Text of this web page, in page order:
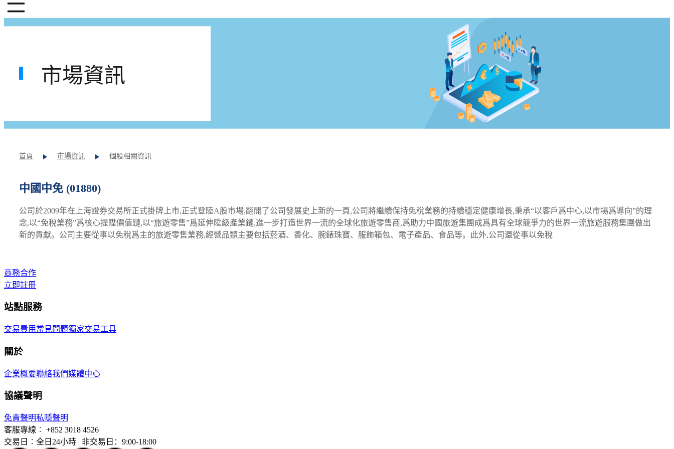
市場資訊
首頁 市場資訊 個股相關資訊
中國中免 (01880)
公司於2009年在上海證券交易所正式掛牌上市,正式登陸A股市場,翻開了公司發展史上新的一頁,公司將繼續保持免稅業務的持續穩定健康增長,秉承“以客戶爲中心,以市場爲導向”的理
念,以“免稅業務”爲核心提陞價值鏈,以“旅遊零售”爲延伸陞級產業鏈,進一步打造世界一流的全球化旅遊零售商,爲助力中國旅遊集團成爲具有全球競爭力的世界一流旅遊服務集團做出
新的貢獻。公司主要從事以免稅爲主的旅遊零售業務,經營品類主要包括菸酒、香化、腕錶珠寶、服飾箱包、電子產品、食品等。此外,公司還從事以免稅
商務合作
立即註冊
站點服務
交易費用 常見問題獨家交易工具
關於
企業概要聯絡我們媒體中心
協議聲明
免責聲明私隱聲明
客服專線︰ +852 3018 4526
交易日︰全日24小時 | 非交易日：9:00-18:00